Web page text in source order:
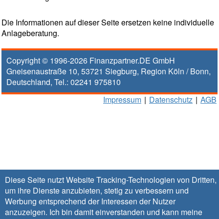
Diese Seite nutzt Website Tracking-Technologien von Dritten,
um ihre Dienste anzubieten, stetig zu verbessern und
Werbung entsprechend der Interessen der Nutzer
anzuzeigen. Ich bin damit einverstanden und kann meine
Die Informationen auf dieser Seite ersetzen keine individuelle
Anlageberatung.
Copyright © 1996-2026 Finanzpartner.DE GmbH
Gneisenaustraße 10, 53721 Siegburg, Region Köln / Bonn,
Deutschland, Tel.: 02241 975810
Impressum | Datenschutz | AGB